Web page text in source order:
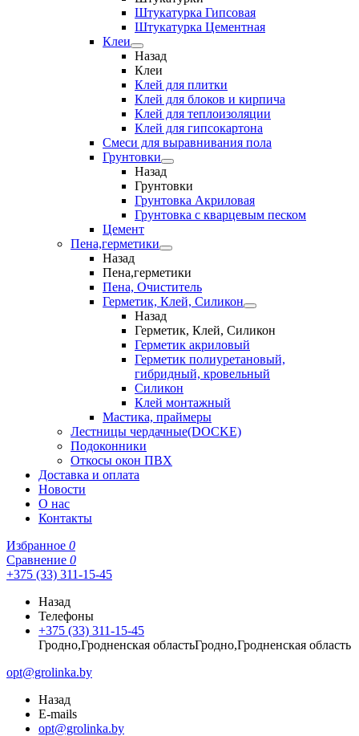
Штукатурка Гипсовая
Штукатурка Цементная
Клеи
Назад
Клеи
Клей для плитки
Клей для блоков и кирпича
Клей для теплоизоляции
Клей для гипсокартона
Смеси для выравнивания пола
Грунтовки
Назад
Грунтовки
Грунтовка Акриловая
Грунтовка с кварцевым песком
Цемент
Пена,герметики
Назад
Пена,герметики
Пена, Очиститель
Герметик, Клей, Силикон
Назад
Герметик, Клей, Силикон
Герметик акриловый
Герметик полиуретановый,
гибридный, кровельный
Силикон
Клей монтажный
Мастика, праймеры
Лестницы чердачные(DOCKE)
Подоконники
Откосы окон ПВХ
Доставка и оплата
Новости
О нас
Контакты
Избранное 0
Сравнение 0
+375 (33) 311-15-45
Назад
Телефоны
+375 (33) 311-15-45
Гродно,Гродненская областьГродно,Гродненская область
opt@grolinka.by
Назад
E-mails
opt@grolinka.by